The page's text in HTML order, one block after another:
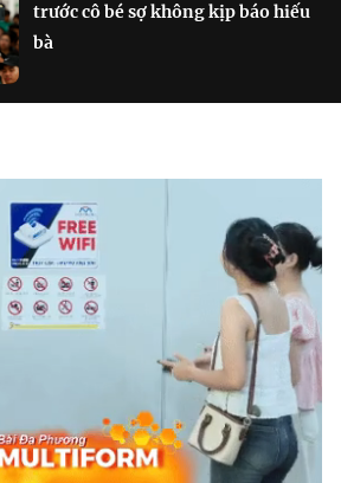
trước cô bé sợ không kịp báo hiếu
bà